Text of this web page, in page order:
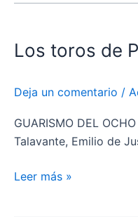
de
es
que
se
repite
cartel”
Los toros de
Deja un comentario /
GUARISMO DEL
Talavante, Emilio de
de
ya
descansan
en
los
de
Leer más »